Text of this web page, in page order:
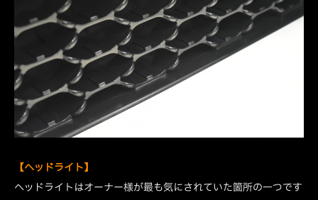
【ヘッドライト】
ヘッドライトはオーナー様が最も気にされていた箇所の一つです